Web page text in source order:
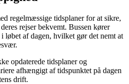
regelmæssige tidsplaner for at sikre,
rejser bekvemt. Bussen kører
løbet af dagen, hvilket gør det nemt at
opdaterede tidsplaner og
afhængigt af tidspunktet på dagen
drift.